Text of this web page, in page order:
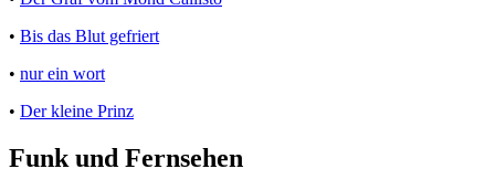
• Bis das Blut gefriert
• nur ein wort
• Der kleine Prinz
Funk und Fernsehen